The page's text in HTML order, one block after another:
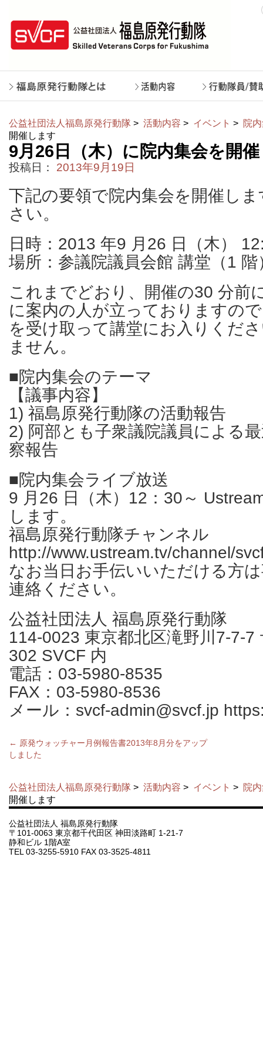
公益社団法人福島原発行動隊 > 活動内容 > イベント > 院
開催します
9月26日（木）に院内集会を開
投稿日： 2013年9月19日
下記の要領で院内集会を開催し
さい。
日時：2013 年9 月26 日（木）
場所：参議院議員会館 講堂（1 階
これまでどおり、開催の30 分前
に案内の人が立っておりますの
を受け取って講堂にお入りくだ
ません。
■院内集会のテーマ
【議事内容】
1) 福島原発行動隊の活動報告
2) 阿部とも子衆議院議員による
察報告
■院内集会ライブ放送
9 月26 日（木）12：30～
します。
福島原発行動隊チャンネル
http://www.ustream.tv/channel/
なお当日お手伝いいただける方
連絡ください。
公益社団法人 福島原発行動隊
114-0023 東京都北区滝野川7-7-7
302 SVCF 内
電話：03-5980-8535
FAX：03-5980-8536
メール：svcf-admin@svcf.jp
← 原発ウォッチャー月例報告書2013年8月分をアップ
しました
公益社団法人福島原発行動隊 > 活動内容 > イベント > 院
開催します
公益社団法人 福島原発行動隊
〒101-0063 東京都千代田区 神田淡路町 1-21-7
静和ビル 1階A室
TEL 03-3255-5910 FAX 03-3525-4811